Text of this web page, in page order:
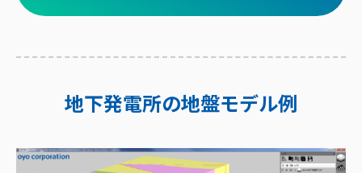
地下発電所の地盤モデル例